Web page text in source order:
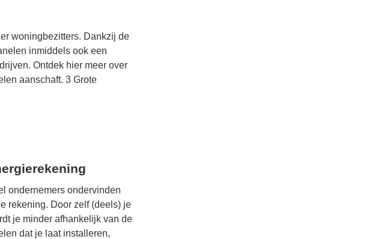
woningbezitters. Dankzij de
inmiddels ook een
Ontdek hier meer over
aanschaft. 3 Grote
ondernemers ondervinden
rekening. Door zelf (deels) je
je minder afhankelijk van de
dat je laat installeren,